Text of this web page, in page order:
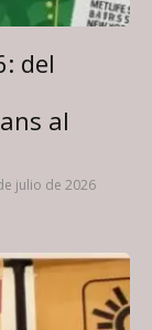
del
al
julio de 2026